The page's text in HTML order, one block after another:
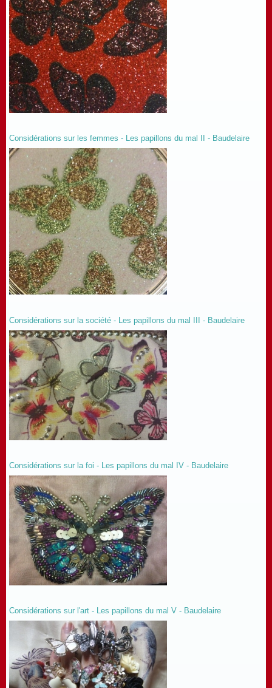
Considérations sur les femmes - Les papillons du mal II - Baudelaire
Considérations sur la société - Les papillons du mal III - Baudelaire
Considérations sur la foi - Les papillons du mal IV - Baudelaire
Considérations sur l'art - Les papillons du mal V - Baudelaire